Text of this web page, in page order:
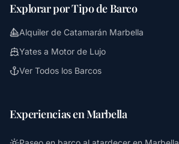
Explorar por Tipo de Barco
Alquiler de Catamarán Marbella
Yates a Motor de Lujo
Ver Todos los Barcos
Experiencias en Marbella